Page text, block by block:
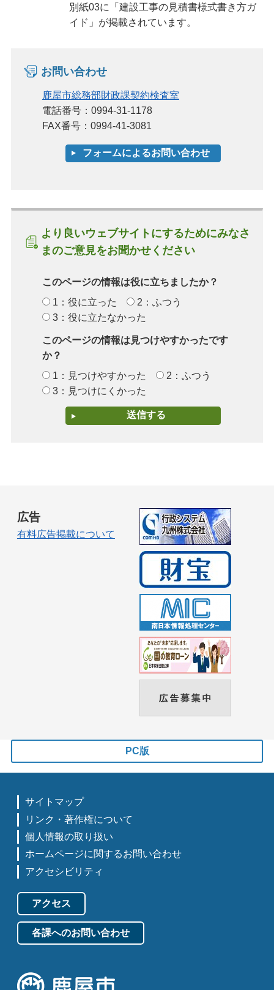
別紙03に「建設工事の見積書様式書き方ガ
イド」が掲載されています。
お問い合わせ
鹿屋市総務部財政課契約検査室
電話番号：0994-31-1178
FAX番号：0994-41-3081
より良いウェブサイトにするためにみなさ
まのご意見をお聞かせください
このページの情報は役に立ちましたか？
1：役に立った
2：ふつう
3：役に立たなかった
このページの情報は見つけやすかったです
か？
1：見つけやすかった
2：ふつう
3：見つけにくかった
広告
有料広告掲載について
PC版
サイトマップ
リンク・著作権について
個人情報の取り扱い
ホームページに関するお問い合わせ
アクセシビリティ
アクセス
各課へのお問い合わせ